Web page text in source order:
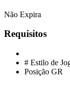
Não Expira
Requisitos
# Estilo de
Posição GR